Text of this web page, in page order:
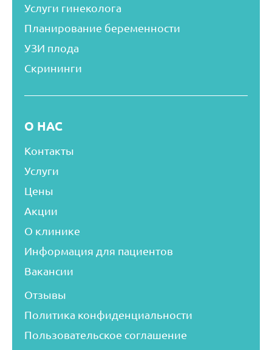
Услуги гинеколога
Планирование беременности
УЗИ плода
Скрининги
О НАС
Контакты
Услуги
Цены
Акции
О клинике
Информация для пациентов
Вакансии
Отзывы
Политика конфиденциальности
Пользовательское соглашение